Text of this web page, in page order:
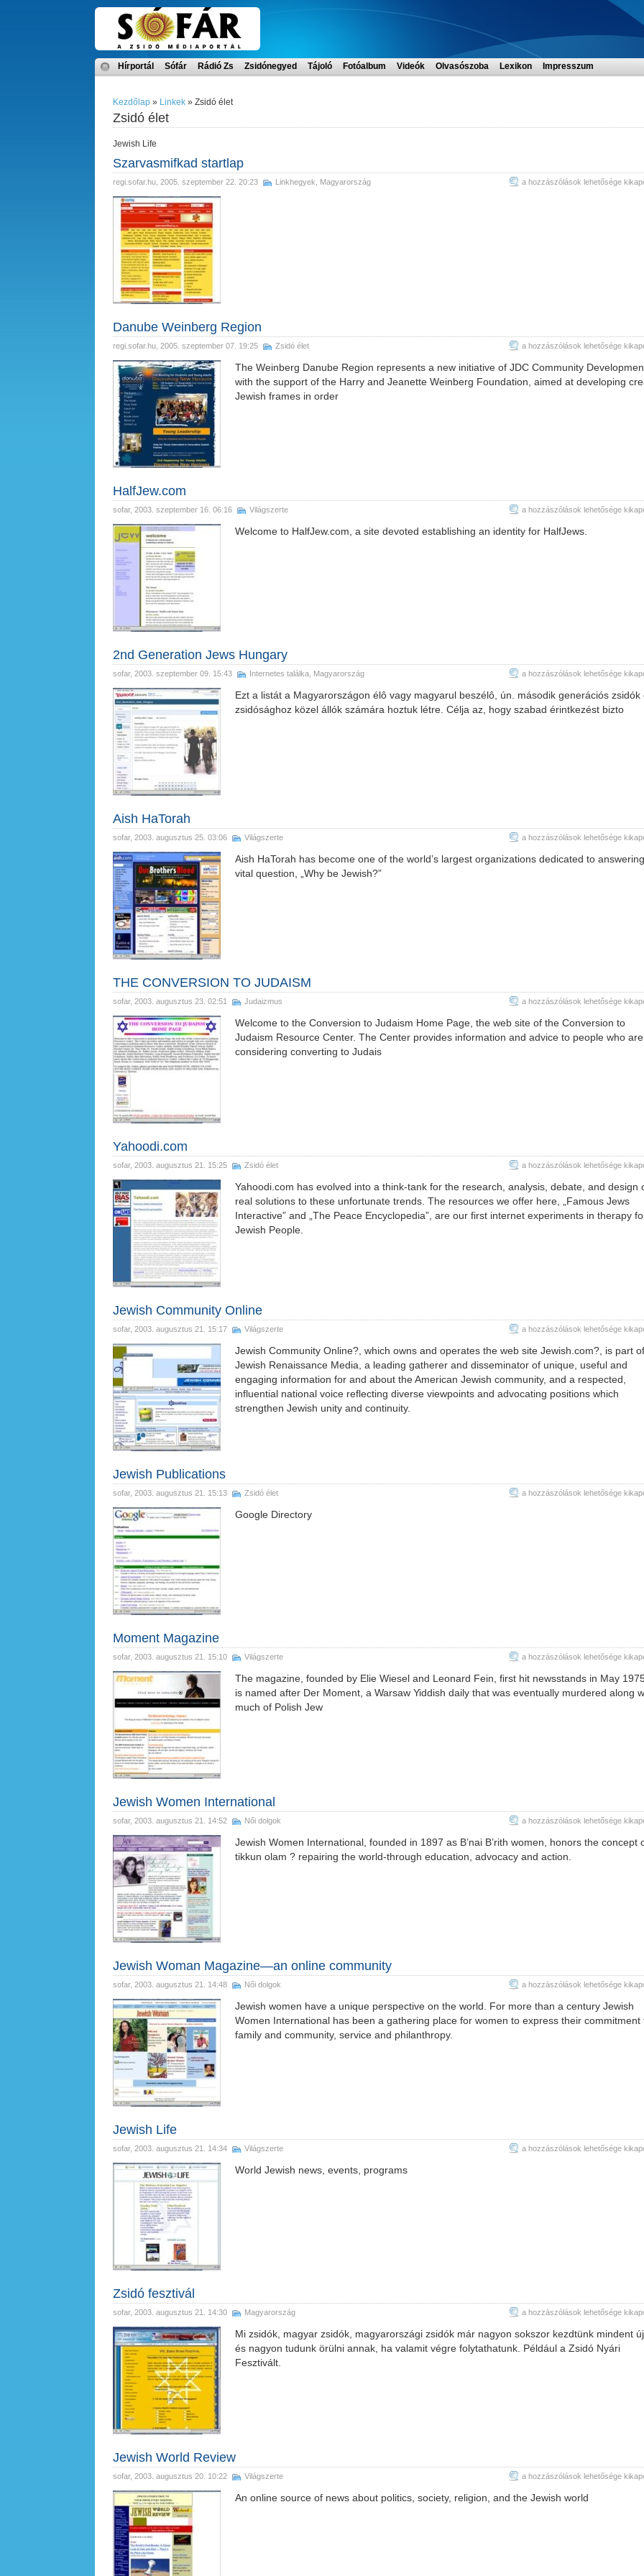
Hírportál Sófár Rádió Zs Zsidónegyed Tájoló Fotóalbum Videók Olvasószoba Lexikon Impresszum
Kezdőlap » Linkek » Zsidó élet
Zsidó élet
Jewish Life
Szarvasmifkad startlap
regi.sofar.hu , 2005. szeptember 22. 20:23 Linkhegyek Magyarország
Szarvasmifkad
a hozzászólások lehetősége
Danube Weinberg Region
regi.sofar.hu , 2005. szeptember 07. 19:25 Zsidó élet
Danube
Region
bejegyzéshez
a hozzászólások lehetősége
The Weinberg Danube Region represents a new initiative of JDC Community
with the support of the Harry and Jeanette Weinberg Foundation, aimed at developing
Jewish frames in order
HalfJew.com
sofar, 2003. szeptember 16. 06:16 Világszerte
HalfJew.com
a hozzászólások lehetősége
Welcome to HalfJew.com, a site devoted establishing an identity for HalfJews.
2nd Generation Jews Hungary
sofar, 2003. szeptember 09. 15:43 Internetes találka Magyarország
2nd
Jews
Hungary
a hozzászólások lehetősége
Ezt a listát a Magyarországon élô vagy magyarul beszélô, ún. második generációs zsidók
zsidósághoz közel állók számára hoztuk létre. Célja az, hogy szabad érintkezést bizto
Aish HaTorah
sofar, 2003. augusztus 25. 03:06 Világszerte
Aish
bejegyzéshez
a hozzászólások lehetősége
Aish HaTorah has become one of the world’s largest organizations dedicated to
vital question, „Why be Jewish?”
THE CONVERSION TO JUDAISM
sofar, 2003. augusztus 23. 02:51 Judaizmus
THE
TO
JUDAISM
a hozzászólások lehetősége
Welcome to the Conversion to Judaism Home Page, the web site of the Conversion to
Judaism Resource Center. The Center provides information and advice to people who are
considering converting to Judais
Yahoodi.com
sofar, 2003. augusztus 21. 15:25 Zsidó élet
Yahoodi.com
a hozzászólások lehetősége
Yahoodi.com has evolved into a think-tank for the research, analysis, debate, and design
real solutions to these unfortunate trends. The resources we offer here, „Famous Jews
Interactive” and „The Peace Encyclopedia”, are our first internet experiments in therapy
Jewish People.
Jewish Community Online
sofar, 2003. augusztus 21. 15:17 Világszerte
Jewish
Online
bejegyzéshez
a hozzászólások lehetősége
Jewish Community Online?, which owns and operates the web site Jewish.com?, is part of
Jewish Renaissance Media, a leading gatherer and disseminator of unique, useful and
engaging information for and about the American Jewish community, and a respected,
influential national voice reflecting diverse viewpoints and advocating positions which
strengthen Jewish unity and continuity.
Jewish Publications
sofar, 2003. augusztus 21. 15:13 Zsidó élet
Jewish
a hozzászólások lehetősége
Google Directory
Moment Magazine
sofar, 2003. augusztus 21. 15:10 Világszerte
Moment
bejegyzéshez
a hozzászólások lehetősége
The magazine, founded by Elie Wiesel and Leonard Fein, first hit newsstands in May
is named after Der Moment, a Warsaw Yiddish daily that was eventually murdered along
much of Polish Jew
Jewish Women International
sofar, 2003. augusztus 21. 14:52 Női dolgok
Jewish
International
bejegyzéshez
a hozzászólások lehetősége
Jewish Women International, founded in 1897 as B’nai B’rith women, honors the concept
tikkun olam ? repairing the world-through education, advocacy and action.
Jewish Woman Magazine—an online community
sofar, 2003. augusztus 21. 14:48 Női dolgok
Jewish
Magazine
—
a hozzászólások lehetősége
Jewish women have a unique perspective on the world. For more than a century Jewish
Women International has been a gathering place for women to express their commitment
family and community, service and philanthropy.
Jewish Life
sofar, 2003. augusztus 21. 14:34 Világszerte
Jewish
a hozzászólások lehetősége
World Jewish news, events, programs
Zsidó fesztivál
sofar, 2003. augusztus 21. 14:30 Magyarország
Zsidó
bejegyzéshez
a hozzászólások lehetősége
Mi zsidók, magyar zsidók, magyarországi zsidók már nagyon sokszor kezdtünk mindent
és nagyon tudunk örülni annak, ha valamit végre folytathatunk. Például a Zsidó Nyári
Fesztivált.
Jewish World Review
sofar, 2003. augusztus 20. 10:22 Világszerte
Jewish
Review
a hozzászólások lehetősége
An online source of news about politics, society, religion, and the Jewish world